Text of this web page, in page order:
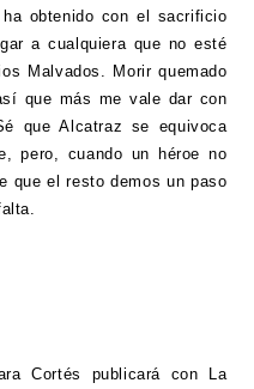
obtenido con el sacrificio
a cualquiera que no esté
Malvados. Morir quemado
que más me vale dar con
que Alcatraz se equivoca
pero, cuando un héroe no
que el resto demos un paso
Cortés publicará con La